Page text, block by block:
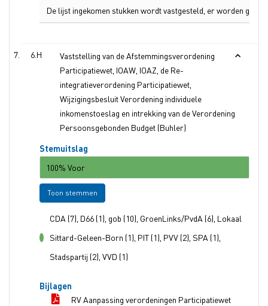
De lijst ingekomen stukken wordt vastgesteld, er worden geen
6.H
Vaststelling van de Afstemmingsverordening
Participatiewet, IOAW, IOAZ, de Re-
integratieverordening Participatiewet,
Wijzigingsbesluit Verordening individuele
inkomenstoeslag en intrekking van de Verordening
Persoonsgebonden Budget (Buhler)
Stemuitslag
100% Voor
Toon stemmen
CDA (7), D66 (1), gob (10), GroenLinks/PvdA (6), Lokaal
Sittard-Geleen-Born (1), PIT (1), PVV (2), SPA (1),
Stadspartij (2), VVD (1)
Bijlagen
RV Aanpassing verordeningen Participatiewet